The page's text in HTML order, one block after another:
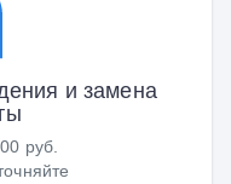
и замена
руб.